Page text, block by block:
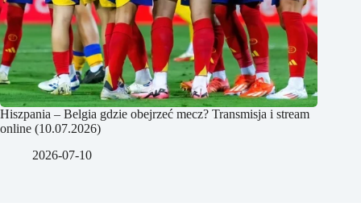
Hiszpania – Belgia gdzie obejrzeć mecz? Transmisja i stream
online (10.07.2026)
2026-07-10